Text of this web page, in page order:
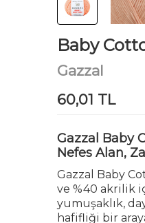
Baby
Gazzal
60,01 TL
Gazzal Baby
Nefes Alan,
Gazzal Baby
ve %40 akrilik
yumuşaklık,
hafifliği bir